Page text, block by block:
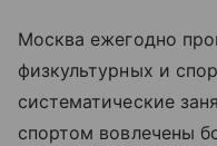
Москва ежегодно
физкультурных и
систематические
спортом вовлечены